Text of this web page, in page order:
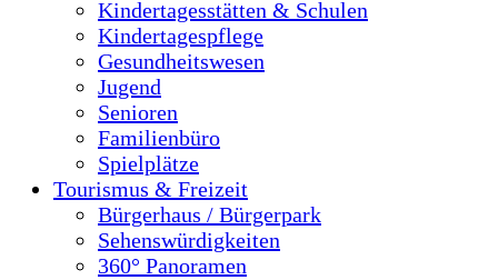
Kindertagesstätten & Schulen
Kindertagespflege
Gesundheitswesen
Jugend
Senioren
Familienbüro
Spielplätze
Tourismus & Freizeit
Bürgerhaus / Bürgerpark
Sehenswürdigkeiten
360° Panoramen